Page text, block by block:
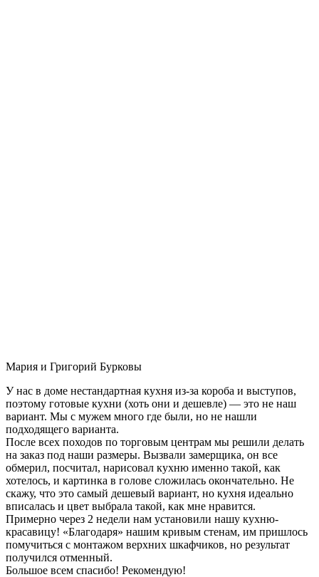
Мария и Григорий Бурковы
У нас в доме нестандартная кухня из-за короба и выступов,
поэтому готовые кухни (хоть они и дешевле) — это не наш
вариант. Мы с мужем много где были, но не нашли
подходящего варианта.
После всех походов по торговым центрам мы решили делать
на заказ под наши размеры. Вызвали замерщика, он все
обмерил, посчитал, нарисовал кухню именно такой, как
хотелось, и картинка в голове сложилась окончательно. Не
скажу, что это самый дешевый вариант, но кухня идеально
вписалась и цвет выбрала такой, как мне нравится.
Примерно через 2 недели нам установили нашу кухню-
красавицу! «Благодаря» нашим кривым стенам, им пришлось
помучиться с монтажом верхних шкафчиков, но результат
получился отменный.
Большое всем спасибо! Рекомендую!